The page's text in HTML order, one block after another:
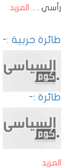
رأسي . ... المزيد
طائرة حربية :-
طائرة :-
المزيد